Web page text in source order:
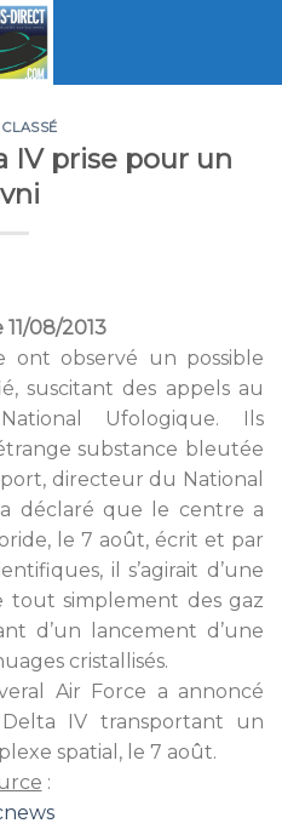
IV prise pour un
08/2013
ont observé un possible
suscitant des appels au
Ufologique. Ils
substance bleutée
directeur du National
déclaré que le centre a
le 7 août, écrit et par
il s’agirait d’une
tout simplement des gaz
d’un lancement d’une
cristallisés.
Air Force a annoncé
IV transportant un
spatial, le 7 août.
: